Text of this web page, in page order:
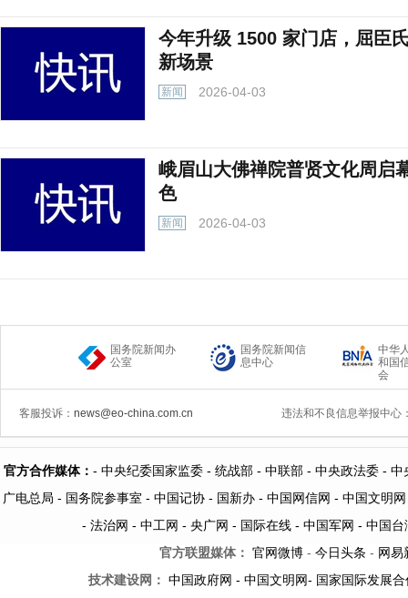
今年升级 1500 家门店，屈臣
新场景
新闻 2026-04-03
峨眉山大佛禅院普贤文化周启
色
新闻 2026-04-03
国务院新闻办
公室
国务院新闻信
息中心
中华
和国
会
客服投诉： news@eo-china.com.cn 违法和不良信息举报中心
官方合作媒体： - 中央纪委国家监委 - 统战部 - 中联部- 中央政法委 - 中
广电总局 - 国务院参事室 - 中国记协 - 国新办 - 中国网信网 - 中国文明网
- 法治网 - 中工网 - 央广网 - 国际在线- 中国军网 - 中国台
官方联盟媒体： 官网微博- 今日头条 - 网易
技术建设网： 中国政府网 - 中国文明网- 国家国际发展